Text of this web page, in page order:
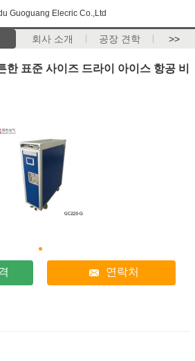
Guoguang Elecric Co.,Ltd
회사 소개 공장 견학 >>
한 표준 사이즈 드라이 아이스 항공 비
연락처